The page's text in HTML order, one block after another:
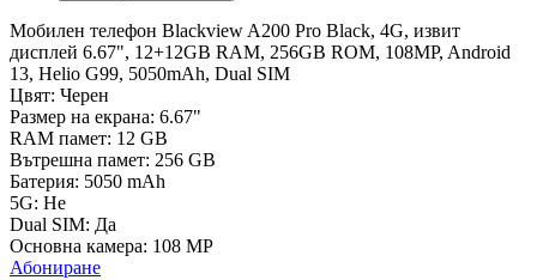
Мобилен телефон Blackview A200 Pro Black, 4G, извит
дисплей 6.67", 12+12GB RAM, 256GB ROM, 108MP, Android
13, Helio G99, 5050mAh, Dual SIM
Цвят: Черен
Размер на екрана: 6.67"
RAM памет: 12 GB
Вътрешна памет: 256 GB
Батерия: 5050 mAh
5G: Не
Dual SIM: Да
Основна камера: 108 MP
Абониране